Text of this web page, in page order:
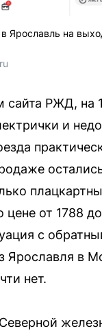
Ярославль на
сайта РЖД, на
и
цене от 1788
с
Ярославля в
нет.